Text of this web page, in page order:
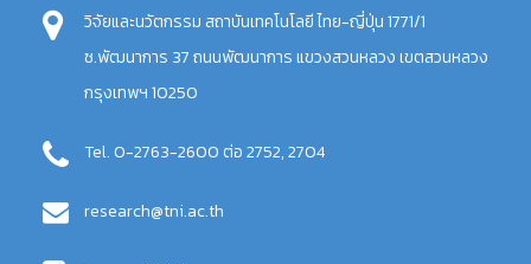
วิจัยและนวัตกรรม สถาบันเทคโนโลยี ไทย-ญี่ปุ่น 1771/1
ซ.พัฒนาการ 37 ถนนพัฒนาการ แขวงสวนหลวง เขตสวนหลวง
กรุงเทพฯ 10250
Tel. 0-2763-2600 ต่อ 2752, 2704
research@tni.ac.th